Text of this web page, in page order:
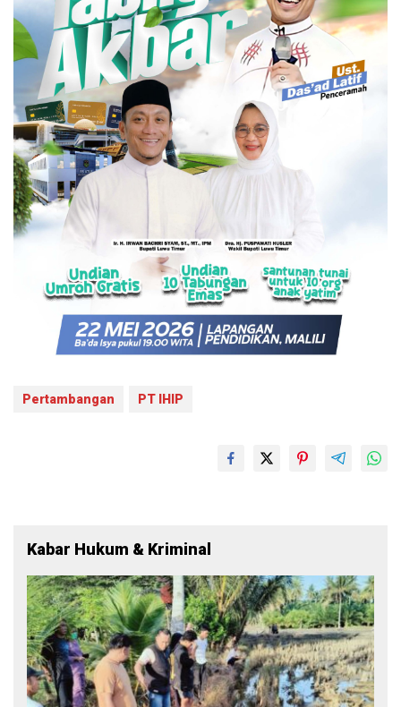
Pertambangan PT IHIP
Kabar Hukum & Kriminal